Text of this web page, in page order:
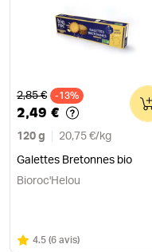
Ancien prix
2,85 € -13%
2,49 €
120 g 20,75 €/ kg
Galettes Bretonnes bio
0
Bioroc'Helou
Note
4.5 sur 5
(6 avis)